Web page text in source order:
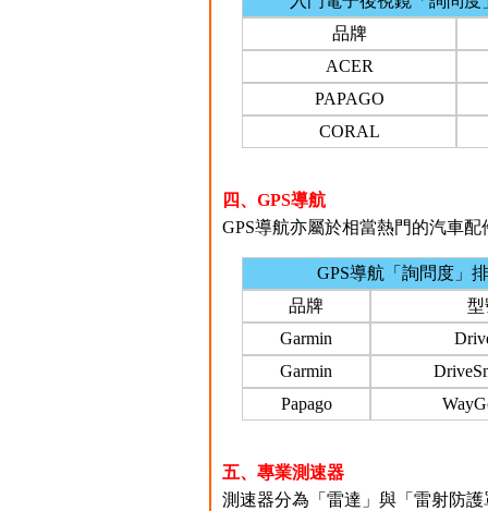
品牌
ACER
PAPAGO
CORAL
四、GPS導航
GPS導航亦屬於相當熱門的汽車
GPS導航「詢問度」
品牌
型
Garmin
Garmin
Papago
五、專業測速器
測速器分為「雷達」與「雷射防